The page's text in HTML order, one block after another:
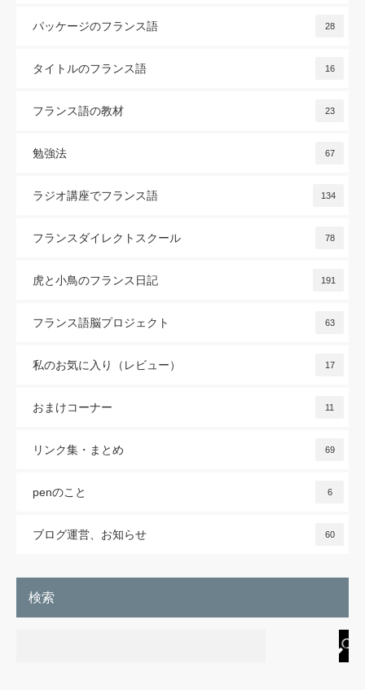
パッケージのフランス語 28
タイトルのフランス語 16
フランス語の教材 23
勉強法 67
ラジオ講座でフランス語 134
フランスダイレクトスクール 78
虎と小鳥のフランス日記 191
フランス語脳プロジェクト 63
私のお気に入り（レビュー） 17
おまけコーナー 11
リンク集・まとめ 69
penのこと 6
ブログ運営、お知らせ 60
検索